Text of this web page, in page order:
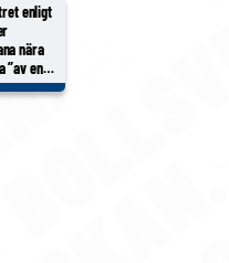
enligt
nära
”av en